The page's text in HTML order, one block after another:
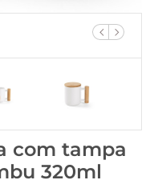
com tampa
320ml